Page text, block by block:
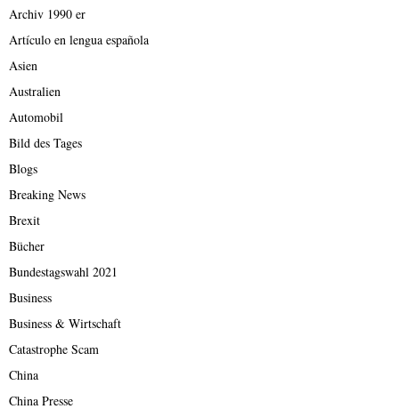
Archiv 1990 er
Artículo en lengua española
Asien
Australien
Automobil
Bild des Tages
Blogs
Breaking News
Brexit
Bücher
Bundestagswahl 2021
Business
Business & Wirtschaft
Catastrophe Scam
China
China Presse